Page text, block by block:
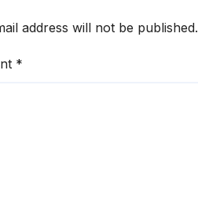
address will not be published.
*